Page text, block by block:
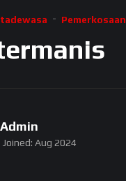
Pemerkosaan
Admin
Joined: Aug 2024